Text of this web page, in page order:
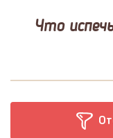
Что